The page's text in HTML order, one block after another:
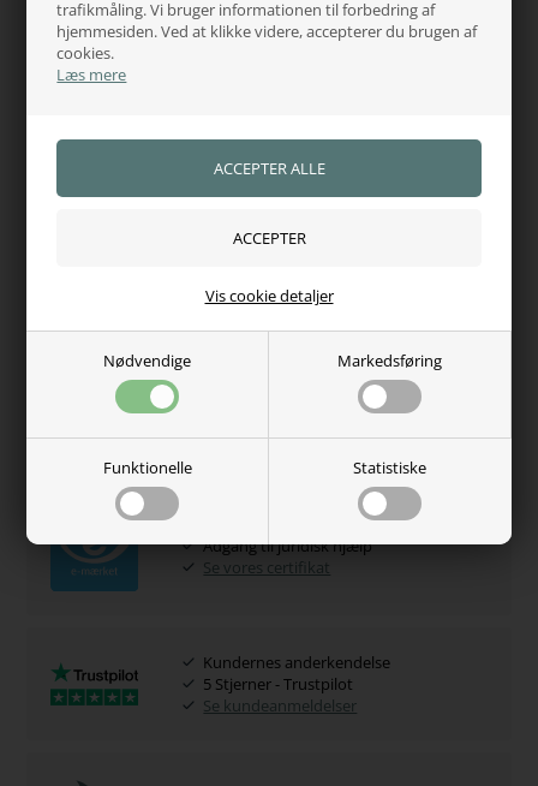
trafikmåling. Vi bruger informationen til forbedring af
hjemmesiden. Ved at klikke videre, accepterer du brugen af
cookies.
Læs mere
Nødvendige Markedsføring
Funktionelle Statistiske
Vis cookie detaljer
Produkt: Stalddækken
Ydermateriale: 210D ripstop polyester
Fyld: 350 gram
Adgang til juridisk hjælp
Se vores certifikat
Kundernes anderkendelse
5 Stjerner - Trustpilot
Se kundeanmeldelser